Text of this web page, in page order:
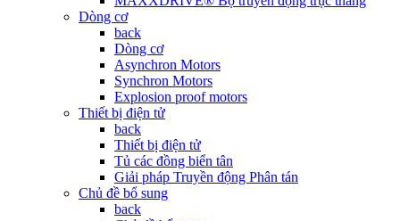
Dòng cơ
back
Dòng cơ
Asynchron Motors
Synchron Motors
Explosion proof motors
Thiết bị điện tử
back
Thiết bị điện tử
Tủ các đồng biển tân
Giải pháp Truyền động Phân tán
Chủ đề bổ sung
back